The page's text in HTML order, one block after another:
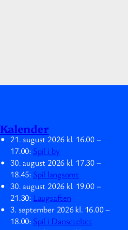
Kalender
21. august 2026 kl. 16.00–
17.00: Spil i by
30. august 2026 kl. 17.30–
18.45: Spil langsomt
30. august 2026 kl. 19.00–
21.30: Laugsaften
3. september 2026kl. 16.00–
18.00: Spil i Danseteltet